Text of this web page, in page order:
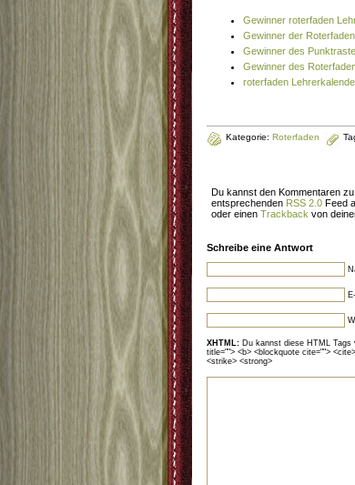
Gewinner roterfaden
Gewinner der
Gewinner des
Gewinner des
roterfaden
Kategorie: Roterfaden
Du kannst den Kommentaren
entsprechenden RSS 2.0 Feed
oder einen Trackback von
Schreibe eine Antwort
XHTML: Du kannst diese HTML Tags
title=""> <b> <blockquote cite="">
<strike> <strong>